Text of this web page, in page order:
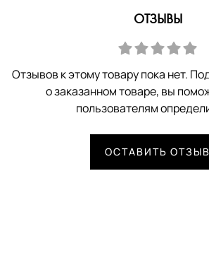
ОТЗЫВЫ
Отзывов к этому товару пока нет.
о заказанном товаре, вы
пользователям
ОСТАВИТЬ ОТЗЫВ